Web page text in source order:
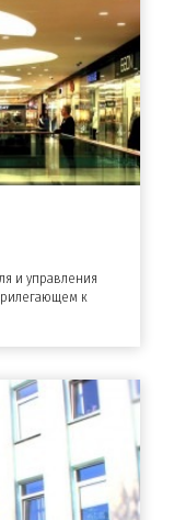
и управления
к